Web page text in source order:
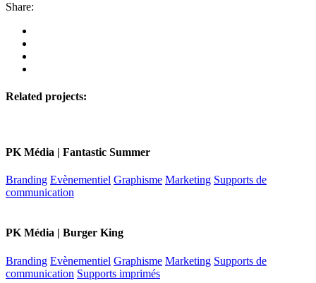
Share:
Related projects:
PK Média | Fantastic Summer
Branding Evènementiel Graphisme Marketing Supports de
communication
PK Média | Burger King
Branding Evènementiel Graphisme Marketing Supports de
communication Supports imprimés